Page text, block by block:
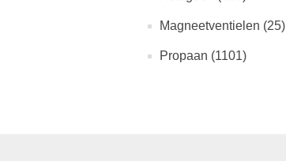
Magneetventielen (25)
Propaan (1101)